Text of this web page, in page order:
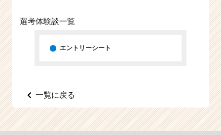
選考体験談一覧
エントリーシート
一覧に戻る